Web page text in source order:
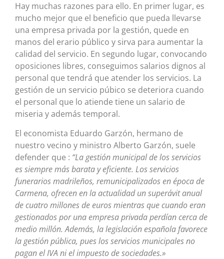
Hay muchas razones para ello. En primer lugar, es
mucho mejor que el beneficio que pueda llevarse
una empresa privada por la gestión, quede en
manos del erario público y sirva para aumentar la
calidad del servicio. En segundo lugar, convocando
oposiciones libres, conseguimos salarios dignos al
personal que tendrá que atender los servicios. La
gestión de un servicio púbico se deteriora cuando
el personal que lo atiende tiene un salario de
miseria y además temporal.
El economista Eduardo Garzón, hermano de
nuestro vecino y ministro Alberto Garzón, suele
defender que : “La gestión municipal de los servicios
es siempre más barata y eficiente. Los servicios
funerarios madrileños, remunicipalizados en época de
Carmena, ofrecen en la actualidad un superávit anual
de cuatro millones de euros mientras que cuando eran
gestionados por una empresa privada perdían cerca de
medio millón. Además, la legislación española favorece
la gestión pública, pues los servicios municipales no
pagan el IVA ni el impuesto de sociedades.»